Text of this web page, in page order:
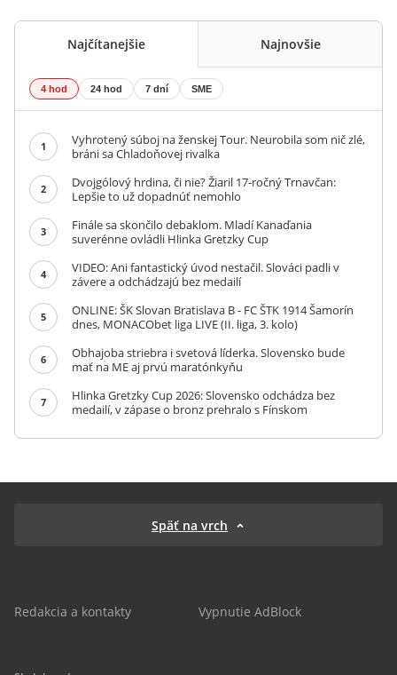
Najčítanejšie Najnovšie
4 hod 24 hod 7 dní SME
1
Vyhrotený súboj na ženskej Tour. Neurobila som nič zlé,
bráni sa Chladoňovej rivalka
2
Dvojgólový hrdina, či nie? Žiaril 17-ročný Trnavčan:
Lepšie to už dopadnúť nemohlo
3
Finále sa skončilo debaklom. Mladí Kanaďania
suverénne ovládli Hlinka Gretzky Cup
4
VIDEO: Ani fantastický úvod nestačil. Slováci padli v
závere a odchádzajú bez medailí
5
ONLINE: ŠK Slovan Bratislava B - FC ŠTK 1914 Šamorín
dnes, MONACObet liga LIVE (II. liga, 3. kolo)
6
Obhajoba striebra i svetová líderka. Slovensko bude
mať na ME aj prvú maratónkyňu
7
Hlinka Gretzky Cup 2026: Slovensko odchádza bez
medailí, v zápase o bronz prehralo s Fínskom
Späť na vrch
Redakcia a kontakty Vypnutie AdBlock